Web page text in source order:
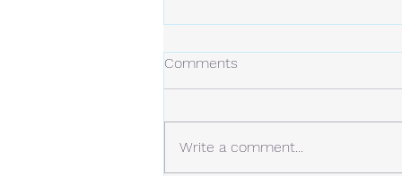
冬の日
今年の冬は、今のところ雪は少な
所。 白い雪と青い空。
Comments
Write a comment...